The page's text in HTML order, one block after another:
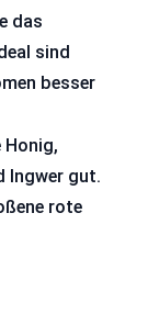
das
sind
besser
Honig,
Ingwer gut.
rote